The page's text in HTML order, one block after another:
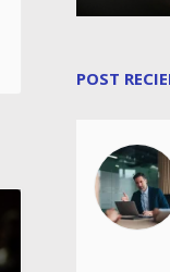
POST